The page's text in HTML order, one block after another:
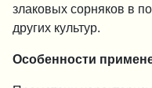
злаковых сорняков в
других культур.
Особенности